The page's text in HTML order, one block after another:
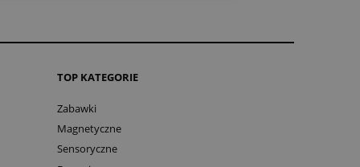
TOP KATEGORIE
Zabawki
Magnetyczne
Sensoryczne